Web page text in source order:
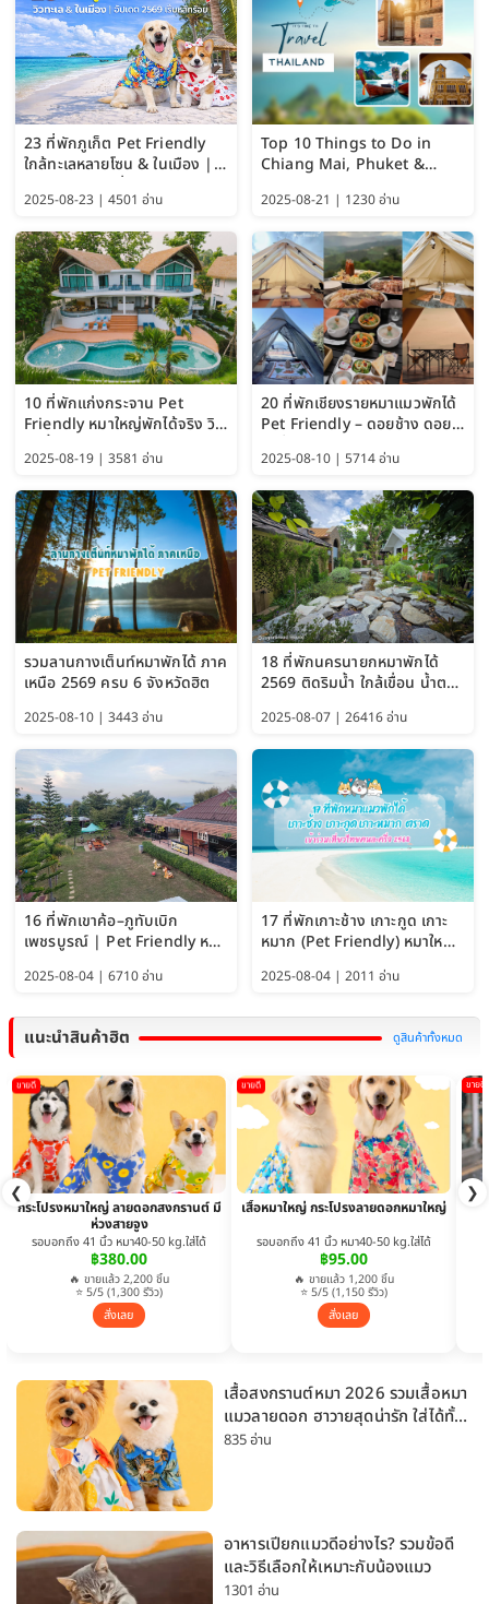
23 ที่พักภูเก็ต Pet Friendly
ใกล้ทะเลหลายโซน & ในเมือง |
2025-08-23 | 4501 อ่าน
Top 10 Things to Do in
Chiang Mai, Phuket &
Guide 2025)
2025-08-21 | 1230 อ่าน
10 ที่พักแก่งกระจาน Pet
Friendly หมาใหญ่พักได้จริง วิว
2025-08-19 | 3581 อ่าน
20 ที่พักเชียงรายหมาแมวพักได้
Pet Friendly – ดอยช้าง ดอย
2025-08-10 | 5714 อ่าน
รวมลานกางเต็นท์หมาพักได้ ภาค
เหนือ 2569 ครบ 6 จังหวัดฮิต
2025-08-10 | 3443 อ่าน
18 ที่พักนครนายกหมาพักได้
2569 ติดริมน้ำ ใกล้เขื่อน น้ำตก
ได้
2025-08-07 | 26416 อ่าน
16 ที่พักเขาค้อ–ภูทับเบิก
เพชรบูรณ์ | Pet Friendly หมา
2025-08-04 | 6710 อ่าน
17 ที่พักเกาะช้าง เกาะกูด เกาะ
หมาก (Pet Friendly) หมาใหญ่
2025-08-04 | 2011 อ่าน
แนะนำสินค้าฮิต ดูสินค้าทั้งหมด
❮ ❯
ขายดี
กระโปรงหมาใหญ่ ลายดอกสงกรานต์ มี
ห่วงสายจูง
รอบอกถึง 41 นิ้ว หมา40-50 kg.ใส่ได้
฿380.00
🔥 ขายแล้ว 2,200 ชิ้น
⭐ 5/5 (1,300 รีวิว)
สั่งเลย
ขายดี
เสื้อหมาใหญ่ กระโปรงลายดอกหมาใหญ่
รอบอกถึง 41 นิ้ว หมา40-50 kg.ใส่ได้
฿95.00
🔥 ขายแล้ว 1,200 ชิ้น
⭐ 5/5 (1,150 รีวิว)
สั่งเลย
ขายดี
เสื้อสงกรานต์หมา 2026 รวมเสื้อหมา
แมวลายดอก ฮาวายสุดน่ารัก ใส่ได้ทั้ง
หมาเล็กและหมาใหญ่
835 อ่าน
อาหารเปียกแมวดีอย่างไร? รวมข้อดี
และวิธีเลือกให้เหมาะกับน้องแมว
1301 อ่าน